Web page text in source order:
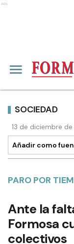
Ads
SOCIEDAD
13 de diciembre
Añadir como
PARO POR
Ante la
Formosa
colectivos